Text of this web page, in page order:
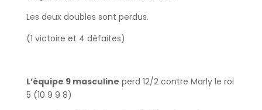
Les deux doubles sont perdus.
(1 victoire et 4 défaites)
L’équipe 9 masculine perd 12/2 contre Marly le roi
5 (10 9 9 8)